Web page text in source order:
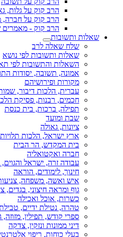
הרב קוק על גלות,
הרב קוק על חברה,
הרב קוק - מאמרים
שאלות ותשובות
שלח שאלה לרב
שאלות ותשובות לפי נושא
השאלות והתשובות לפי
אמונה, תשובה, יסודות
מקורות ופירושיהם
עברית, הלכות דיבור,
חכמים, רבנות, פסיקת
תפילה, ברכות, בית כנסת
שבת ומועד
ציונות, גאולה
ארץ ישראל, הלכות
בית המקדש, הר הבית
חברה ואקטואליה
עבודה זרה, ישראל והגוים,
חינוך, לימודים, הוראה
איש ואשה, משפחה,
גוף ומראה חיצוני, בגדים,
כשרות, אוכל ואכילה
טהרה, נטילת ידיים,
ספרי קודש, תפילין, מזוזה,
דיני ממונות ונזקין, צדקה
בעלי כוחות, ריפוי